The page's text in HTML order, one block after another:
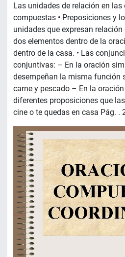
Las unidades de relación en
compuestas • Preposiciones y
unidades que expresan
dos elementos dentro de la
dentro de la casa. • Las
conjuntivas: – En la oración
desempeñan la misma función
carne y pescado – En la
diferentes proposiciones que
cine o te quedas en casa Pág. .